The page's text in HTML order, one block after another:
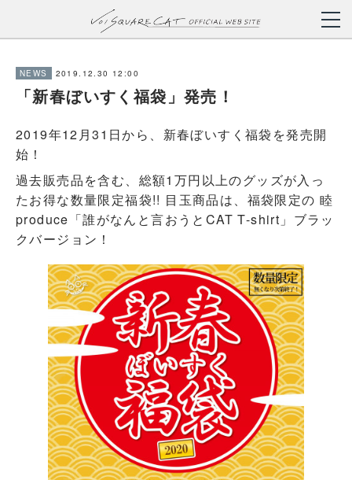
NEWS 2019.12.30 12:00
「新春ぼいすく福袋」発売！
2019年12月31日から、新春ぼいすく福袋を発売開
始！
過去販売品を含む、総額1万円以上のグッズが入っ
たお得な数量限定福袋!! 目玉商品は、福袋限定の 睦
produce「誰がなんと言おうとCAT T-shirt」ブラッ
クバージョン！